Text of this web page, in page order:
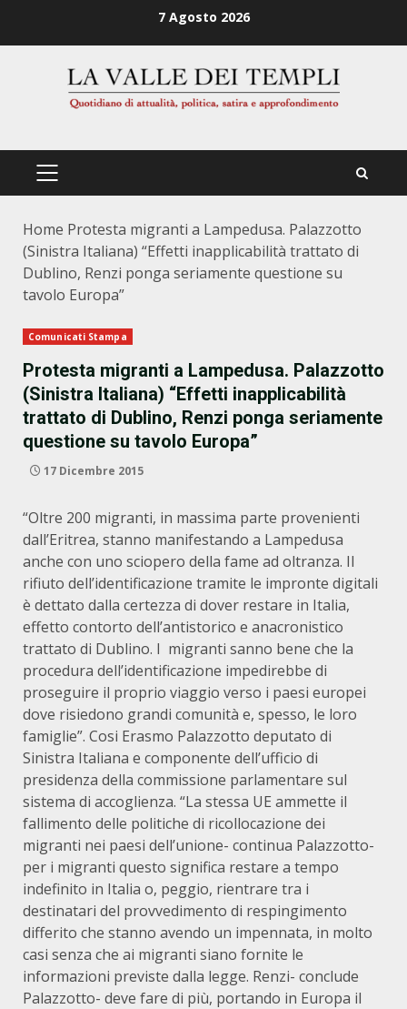
7 Agosto 2026
PRIMÄRES
Home Protesta migranti a Lampedusa. Palazzotto
(Sinistra Italiana) “Effetti inapplicabilità trattato di
Dublino, Renzi ponga seriamente questione su
tavolo Europa”
Comunicati Stampa
Protesta migranti a Lampedusa. Palazzotto
(Sinistra Italiana) “Effetti inapplicabilità
trattato di Dublino, Renzi ponga seriamente
questione su tavolo Europa”
17 Dicembre 2015
“Oltre 200 migranti, in massima parte provenienti
dall’Eritrea, stanno manifestando a Lampedusa
anche con uno sciopero della fame ad oltranza. Il
rifiuto dell’identificazione tramite le impronte digitali
è dettato dalla certezza di dover restare in Italia,
effetto contorto dell’antistorico e anacronistico
trattato di Dublino. I migranti sanno bene che la
procedura dell’identificazione impedirebbe di
proseguire il proprio viaggio verso i paesi europei
dove risiedono grandi comunità e, spesso, le loro
famiglie”. Cosi Erasmo Palazzotto deputato di
Sinistra Italiana e componente dell’ufficio di
presidenza della commissione parlamentare sul
sistema di accoglienza. “La stessa UE ammette il
fallimento delle politiche di ricollocazione dei
migranti nei paesi dell’unione- continua Palazzotto-
per i migranti questo significa restare a tempo
indefinito in Italia o, peggio, rientrare tra i
destinatari del provvedimento di respingimento
differito che stanno avendo un impennata, in molto
casi senza che ai migranti siano fornite le
informazioni previste dalla legge. Renzi- conclude
Palazzotto- deve fare di più, portando in Europa il